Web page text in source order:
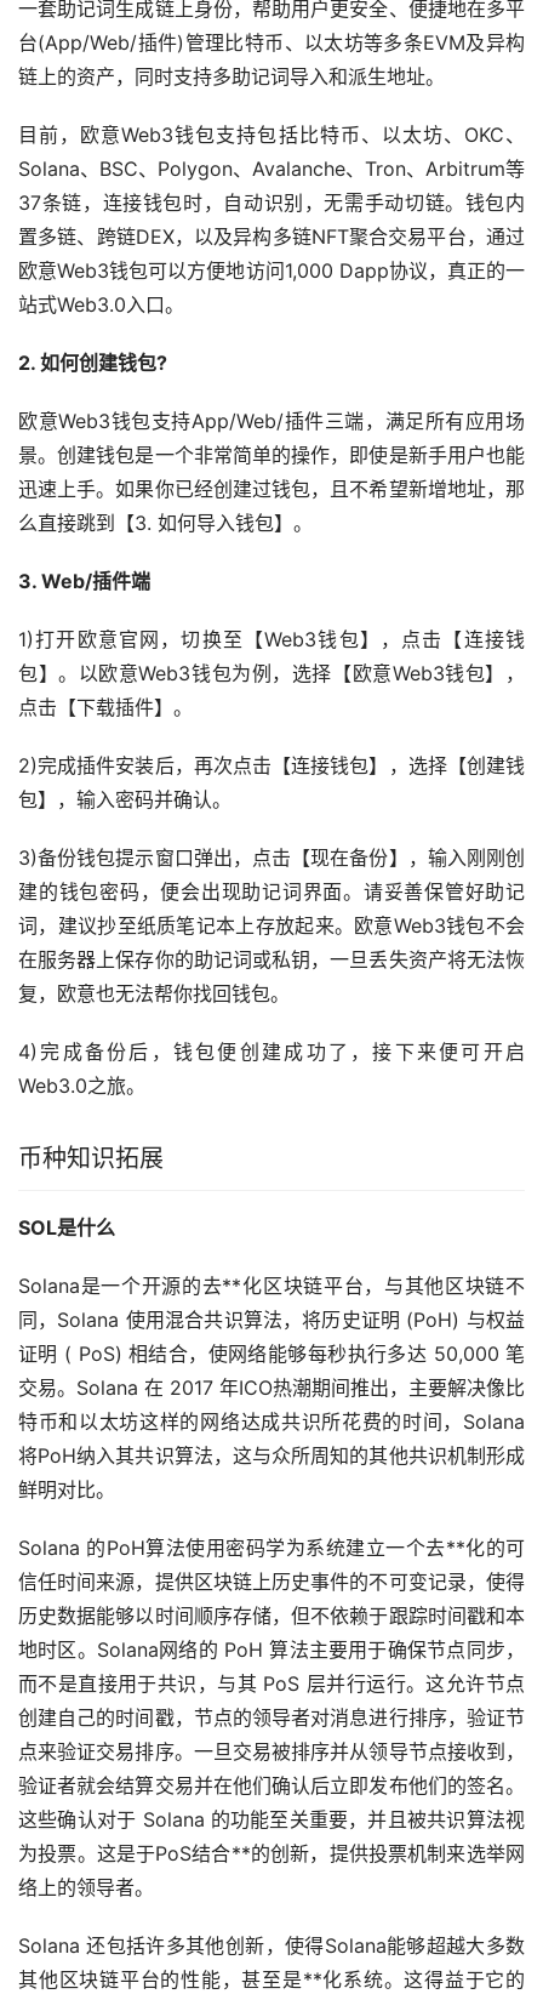
一套助记词生成链上身份，帮助用户更安全、便捷地在多平
台(App/Web/插件)管理比特币、 以太坊等多条EVM及异构
链上的资产，同时支持多助记词导入和派生地址。
目前，欧意Web3钱包支持包括比特币、以太坊、OKC、
Solana、BSC、Polygon、Avalanche、Tron、Arbitrum等
37条链，连接钱包时，自动识别，无需手动切链。钱包内
置多链、跨链DEX，以及异构多链NFT聚合交易平台，通过
欧意Web3钱包可以方便地访问1,000 Dapp协议，真正的一
站式Web3.0入口。
2. 如何创建钱包?
欧意Web3钱包支持App/Web/插件三端，满足所有应用场
景。创建钱包是一个非常简单的操作，即使是新手用户也能
迅速上手。如果你已经创建过钱包，且不希望新增地址，那
么直接跳到【3. 如何导入钱包】。
3. Web/插件端
1)打开欧意官网，切换至【Web3钱包】，点击【连接钱
包】。以欧意Web3钱包为例，选择【欧意Web3钱包】，
点击【下载插件】。
2)完成插件安装后，再次点击【连接钱包】，选择【创建钱
包】，输入密码并确认。
3)备份钱包提示窗口弹出，点击【现在备份】，输入刚刚创
建的钱包密码，便会出现助记词界面。请妥善保管好助记
词，建议抄至纸质笔记本上存放起来。欧意Web3钱包不会
在服务器上保存你的助记词或私钥，一旦丢失资产将无法恢
复，欧意也无法帮你找回钱包。
4)完成备份后，钱包便创建成功了，接下来便可开启
Web3.0之旅。
币种知识拓展
SOL是什么
Solana是一个开源的去**化区块链平台，与其他区块链不
同，Solana 使用混合共识算法，将历史证明 (PoH) 与权益
证明 ( PoS) 相结合，使网络能够每秒执行多达 50,000 笔
交易。Solana 在 2017 年ICO热潮期间推出，主要解决像比
特币和以太坊这样的网络达成共识所花费的时间，Solana
将PoH纳入其共识算法，这与众所周知的其他共识机制形成
鲜明对比。
Solana 的PoH算法使用密码学为系统建立一个去**化的可
信任时间来源，提供区块链上历史事件的不可变记录，使得
历史数据能够以时间顺序存储，但不依赖于跟踪时间戳和本
地时区。Solana网络的 PoH 算法主要用于确保节点同步，
而不是直接用于共识，与其 PoS 层并行运行。这允许节点
创建自己的时间戳，节点的领导者对消息进行排序，验证节
点来验证交易排序。一旦交易被排序并从领导节点接收到，
验证者就会结算交易并在他们确认后立即发布他们的签名。
这些确认对于 Solana 的功能至关重要，并且被共识算法视
为投票。这是于PoS结合**的创新，提供投票机制来选举网
络上的领导者。
Solana 还包括许多其他创新，使得Solana能够超越大多数
其他区块链平台的性能，甚至是**化系统。这得益于它的